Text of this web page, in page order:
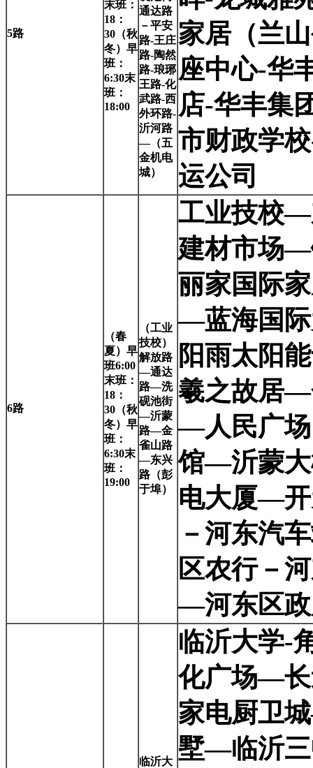
5路
末班：
18：
30（秋
冬）早
班：
6:30末
班：
18:00
通达路
－平安
路-王庄
路-陶然
路-琅琊
王路-化
武路-西
外环路-
沂河路
—（五
金机电
城）
家居（兰
座中心-华
店-华丰集
市财政学
运公司
6路
（春
夏）早
班6:00
末班：
18：
30（秋
冬）早
班：
6:30末
班：
19:00
（工业
技校）
解放路
—通达
路—洗
砚池街
—沂蒙
路—金
雀山路
—东兴
路（彭
于埠）
工业技校—
建材市场
丽家国际
—蓝海国
阳雨太阳
羲之故居
—人民广
馆—沂蒙
电大厦—
－河东汽
区农行－
—河东区
临沂大
临沂大学-
化广场—
家电厨卫
墅—临沂三